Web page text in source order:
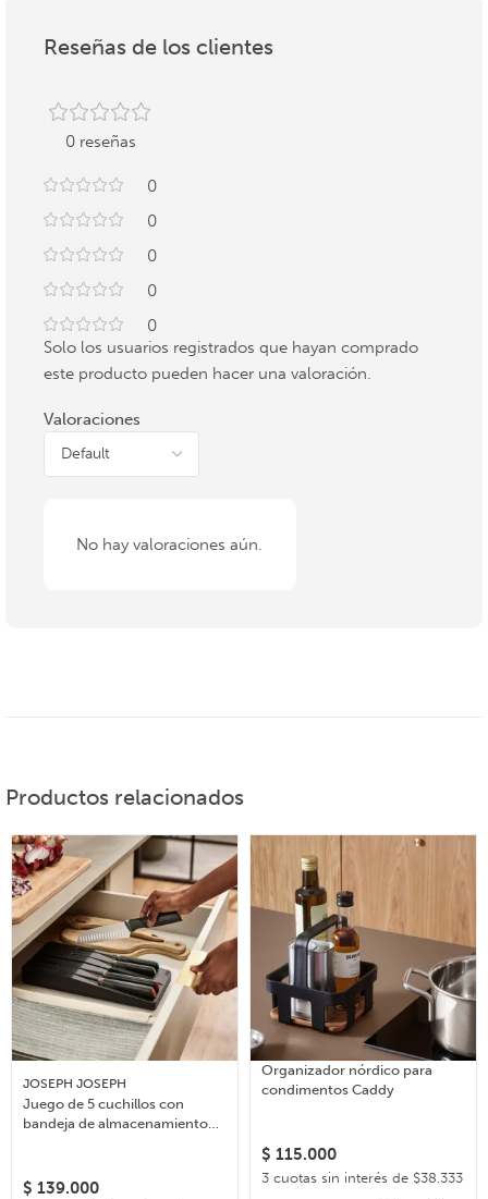
Reseñas de los clientes
0 reseñas
0
0
0
0
0
Valoraciones
No hay valoraciones aún.
Solo los usuarios registrados que hayan comprado
este producto pueden hacer una valoración.
Productos relacionados
JOSEPH JOSEPH
Juego de 5 cuchillos con
bandeja de almacenamiento
$ 139.000
Organizador nórdico para
condimentos Caddy
$ 115.000
3 cuotas sin interés de $38.333